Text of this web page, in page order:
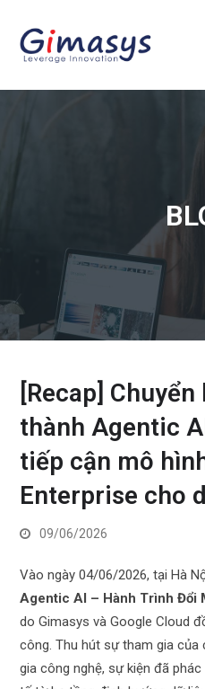
[Recap]
thành Agentic
tiếp cận mô
Enterprise cho
09/06/2026
Vào ngày 04/06/2026, tại Hà
Agentic AI – Hành Trình Đổi
do Gimasys và Google Cloud
công. Thu hút sự tham gia của
gia công nghệ, sự kiện đã